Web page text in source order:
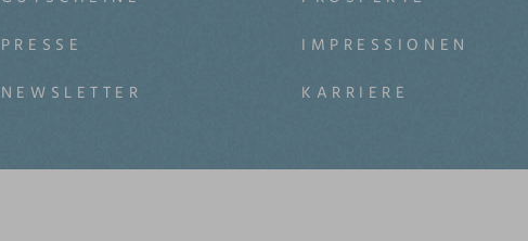
PRESSE
NEWSLETTER
IMPRESSIONEN
KARRIERE